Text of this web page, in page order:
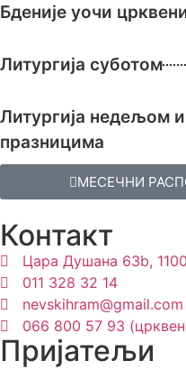
Бденије уочи
Литургија суботом
Литургија недељом
празницима
МЕСЕЧНИ
Контакт
Цара Душана 63b,
011 328 32 14
nevskihram@gmail.com
066 800 57 93
Пријатељи